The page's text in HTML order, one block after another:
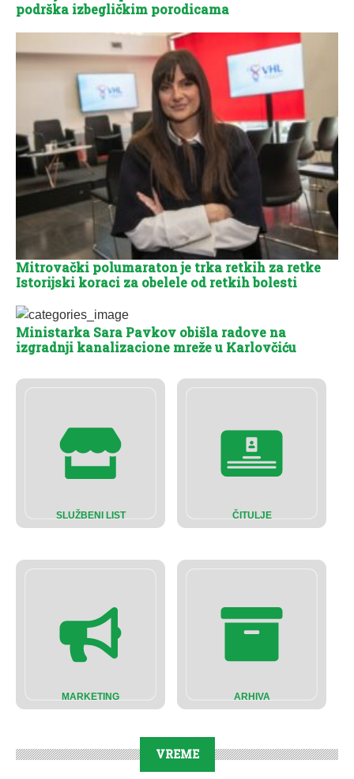
SLUŽBENI LIST ČITULJE
MARKETING ARHIVA
VREME
podrška izbegličkim porodicama
Mitrovački polumaraton je trka retkih za retke
Istorijski koraci za obelele od retkih bolesti
Ministarka Sara Pavkov obišla radove na
izgradnji kanalizacione mreže u Karlovčiću